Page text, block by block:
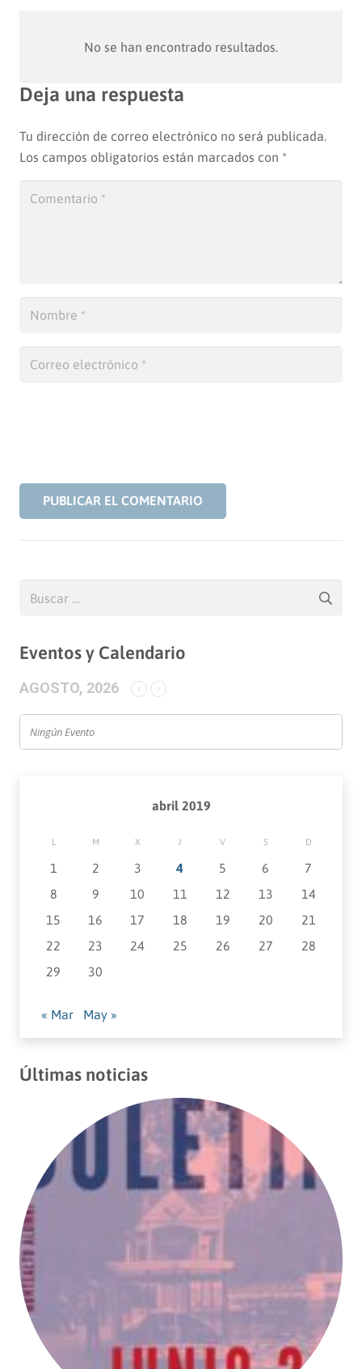
No se han encontrado resultados.
Deja una respuesta
Tu dirección de correo electrónico no será publicada.
Los campos obligatorios están marcados con *
PUBLICAR EL COMENTARIO
Eventos y Calendario
AGOSTO, 2026
Ningún Evento
abril 2019
L M X J V S D
1 2 3 4 5 6
7
8
9 10 11 12 13
14
15
16 17 18 19 20
21
22
23 24 25 26 27
28
29
30
« Mar May »
Últimas noticias